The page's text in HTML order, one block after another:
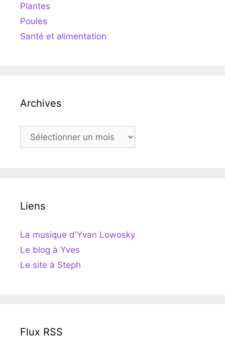
Plantes
Poules
Santé et alimentation
Archives
Archives
Liens
La musique d'Yvan Lowosky
Le blog à Yves
Le site à Steph
Flux RSS